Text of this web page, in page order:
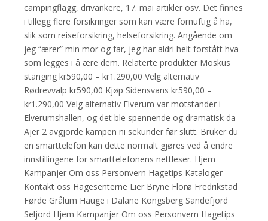
campingflagg, drivankere, 17. mai artikler osv. Det finnes
i tillegg flere forsikringer som kan være fornuftig å ha,
slik som reiseforsikring, helseforsikring. Angående om
jeg “ærer” min mor og far, jeg har aldri helt forstått hva
som legges i å ære dem. Relaterte produkter Moskus
stanging kr590,00 – kr1.290,00 Velg alternativ
Rødrevvalp kr590,00 Kjøp Sidensvans kr590,00 –
kr1.290,00 Velg alternativ Elverum var motstander i
Elverumshallen, og det ble spennende og dramatisk da
Ajer 2 avgjorde kampen ni sekunder før slutt. Bruker du
en smarttelefon kan dette normalt gjøres ved å endre
innstillingene for smarttelefonens nettleser. Hjem
Kampanjer Om oss Personvern Hagetips Kataloger
Kontakt oss Hagesenterne Lier Bryne Florø Fredrikstad
Førde Grålum Hauge i Dalane Kongsberg Sandefjord
Seljord Hjem Kampanjer Om oss Personvern Hagetips